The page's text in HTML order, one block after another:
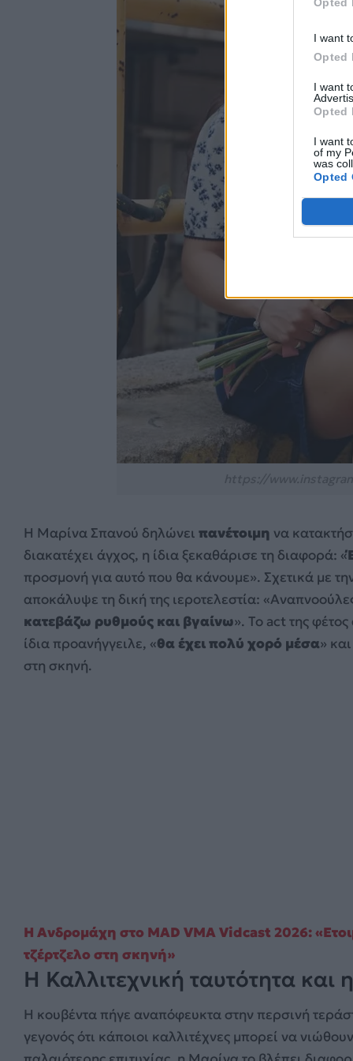
I want
Opted
I want
Opted
I want
of my
was
Opted
Η Μαρίνα Σπανού δηλώνει πανέτοιμη να
διακατέχει άγχος, η ίδια ξεκαθάρισε τη διαφορά: «
προσμονή για αυτό που θα κάνουμε». Σχετικά με
αποκάλυψε τη δική της ιεροτελεστία:
κατεβάζω ρυθμούς και βγαίνω». Το act της
ίδια προανήγγειλε, «θα έχει πολύ χορό μέσα»
στη σκηνή.
Η Ανδρομάχη στο MAD VMA Vidcast 2026:
τζέρτζελο στη σκηνή»
Η Καλλιτεχνική ταυτότητα και
Η κουβέντα πήγε αναπόφευκτα στην περσινή
γεγονός ότι κάποιοι καλλιτέχνες μπορεί να